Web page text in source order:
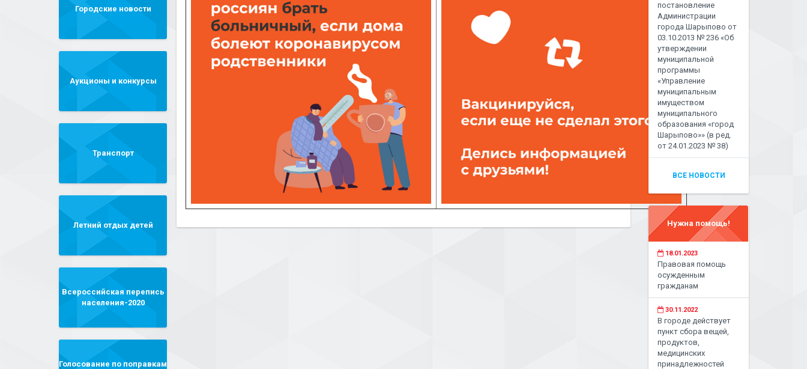
Городские новости
Аукционы и конкурсы
Транспорт
Летний отдых детей
Всероссийская перепись
населения-2020
Голосование по поправкам
постановление
Администрации
города Шарыпово от
03.10.2013 № 236 «Об
утверждении
муниципальной
программы
«Управление
муниципальным
имуществом
муниципального
образования «город
Шарыпово»» (в ред.
от 24.01.2023 № 38)
ВСЕ НОВОСТИ
Нужна помощь!
18.01.2023
Правовая помощь
осужденным
гражданам
30.11.2022
В городе действует
пункт сбора вещей,
продуктов,
медицинских
принадлежностей